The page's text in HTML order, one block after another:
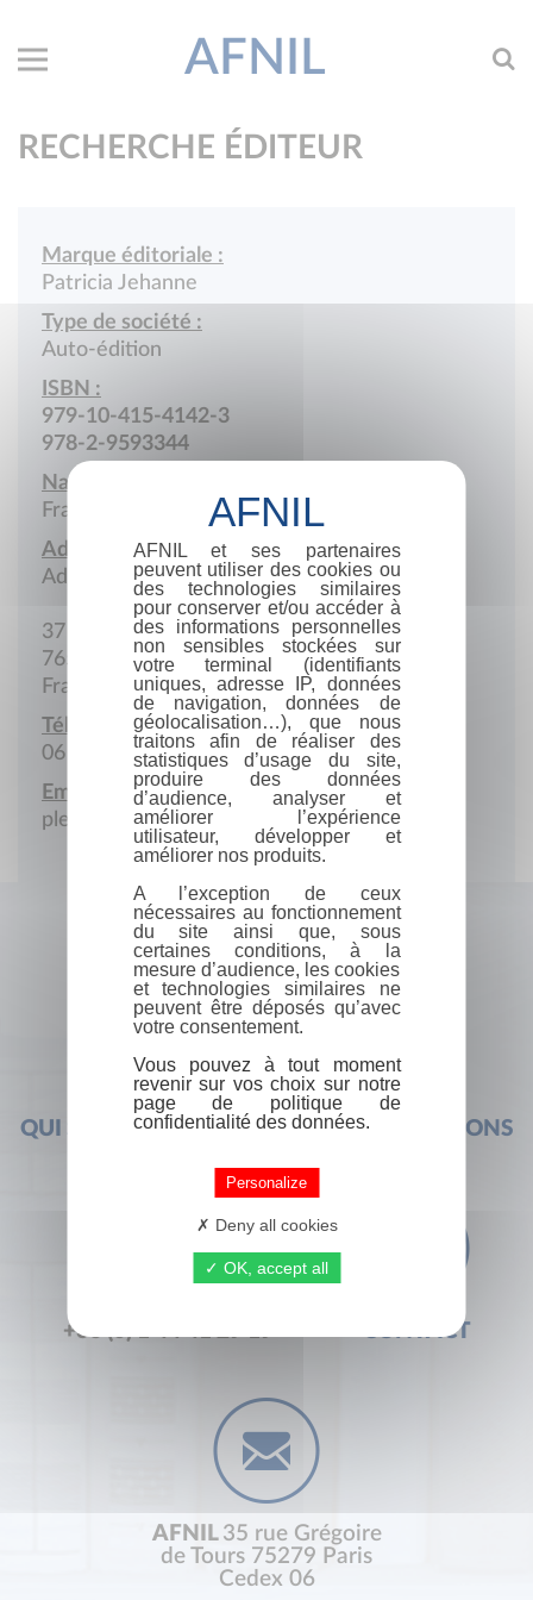
AFNIL
RECHERCHE ÉDITEUR
Marque éditoriale :
Patricia Jehanne
Type de société :
Auto-édition
ISBN :
979-10-415-4142-3
978-2-9593344
Nationalité :
France
Adresse :
Adresse postale
37 Cours Carnot
76500 Elbeuf
France
Téléphone portable :
06 89 86 35 42
Email :
plebrasseur@wanadoo.fr
QUI SOMMES-NOUS ? FOIRE AUX QUESTIONS
+33 (0) 1 44 41 29 19 CONTACT
AFNIL 35 rue Grégoire
de Tours 75279 Paris
Cedex 06
AFNIL et ses partenaires
peuvent utiliser des cookies ou
des technologies similaires
pour conserver et/ou accéder à
des informations personnelles
non sensibles stockées sur
votre terminal (identifiants
uniques, adresse IP, données
de navigation, données de
géolocalisation…), que nous
traitons afin de réaliser des
statistiques d’usage du site,
produire des données
d’audience, analyser et
améliorer l’expérience
utilisateur, développer et
améliorer nos produits.
A l’exception de ceux
nécessaires au fonctionnement
du site ainsi que, sous
certaines conditions, à la
mesure d’audience, les cookies
et technologies similaires ne
peuvent être déposés qu’avec
votre consentement.
Vous pouvez à tout moment
revenir sur vos choix sur notre
page de politique de
confidentialité des données.
Personalize
Deny all cookies
OK, accept all